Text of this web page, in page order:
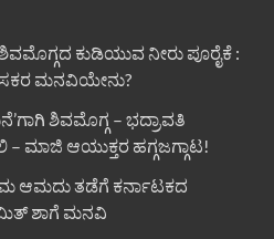
ಕುಡಿಯುವ ನೀರು ಪೂರೈಕೆ :
ಮನವಿಯೇನು?
ಶಿವಮೊಗ್ಗ – ಭದ್ರಾವತಿ
– ಮಾಜಿ ಆಯುಕ್ತರ ಹಗ್ಗಜಗ್ಗಾಟ!
ಆಮದು ತಡೆಗೆ ಕರ್ನಾಟಕದ
ಶಾಗೆ ಮನವಿ